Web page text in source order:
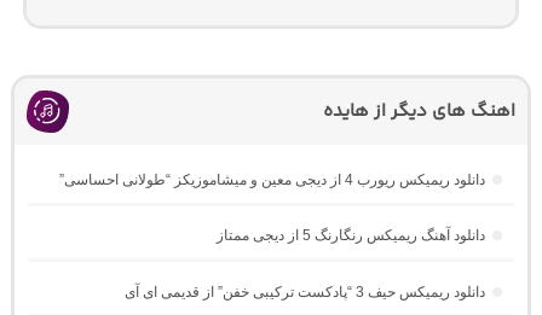
اهنگ های دیگر از هایده
دانلود ریمیکس ریورب 4 از دیجی معین و میشاموزیکز “طولانی احساسی”
دانلود آهنگ ریمیکس رنگارنگ 5 از دیجی ممتاز
دانلود ریمیکس حیف 3 “پادکست ترکیبی خفن” از قدیمی ای آی